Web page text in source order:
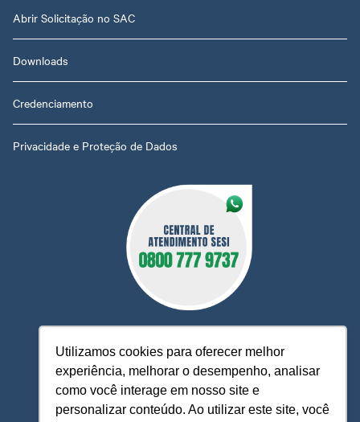
Utilizamos cookies para oferecer melhor
experiência, melhorar o desempenho, analisar
como você interage em nosso site e
personalizar conteúdo. Ao utilizar este site, você
Abrir Solicitação no SAC
Downloads
Credenciamento
Privacidade e Proteção de Dados
O Sesi MT está à sua disposição, pronto para esclarecer
dúvidas, receber reclamações, sugestões e firmar parcerias,
visando sempre oferecer melhores serviços e atendimento.